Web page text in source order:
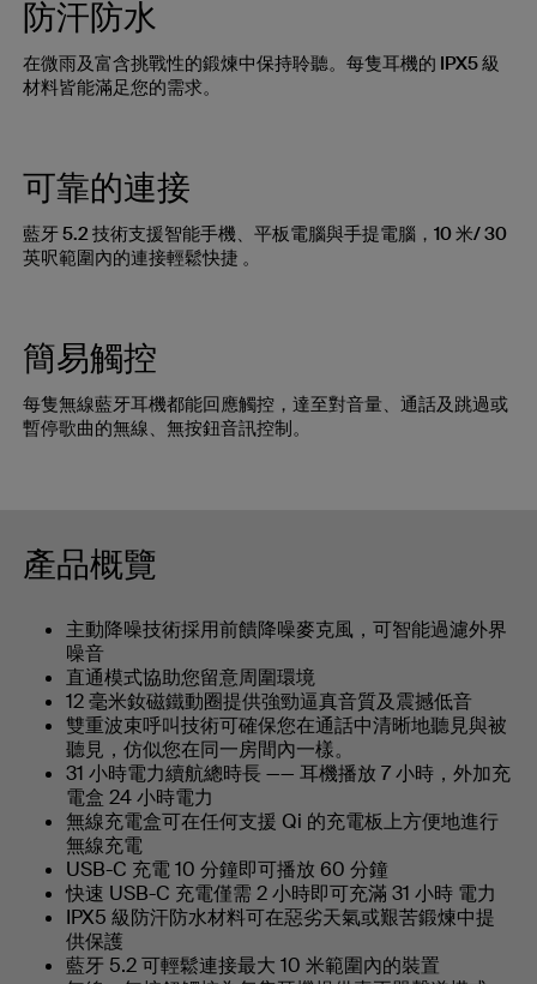
防汗防水
在微雨及富含挑戰性的鍛煉中保持聆聽。每隻耳機的 IPX5 級
材料皆能滿足您的需求。
可靠的連接
藍牙 5.2 技術支援智能手機、平板電腦與手提電腦，10 米/ 30
英呎範圍內的連接輕鬆快捷 。
簡易觸控
每隻無線藍牙耳機都能回應觸控，達至對音量、通話及跳過或
暫停歌曲的無線、無按鈕音訊控制。
產品概覽
主動降噪技術採用前饋降噪麥克風，可智能過濾外界
噪音
直通模式協助您留意周圍環境
12 毫米釹磁鐵動圈提供強勁逼真音質及震撼低音
雙重波束呼叫技術可確保您在通話中清晰地聽見與被
聽見，仿似您在同一房間內一樣。
31 小時電力續航總時長 —— 耳機播放 7 小時，外加充
電盒 24 小時電力
無線充電盒可在任何支援 Qi 的充電板上方便地進行
無線充電
USB-C 充電 10 分鐘即可播放 60 分鐘
快速 USB-C 充電僅需 2 小時即可充滿 31 小時 電力
IPX5 級防汗防水材料可在惡劣天氣或艱苦鍛煉中提
供保護
藍牙 5.2 可輕鬆連接最大 10 米範圍內的裝置